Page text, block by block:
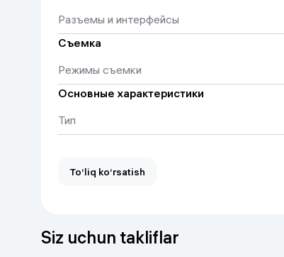
Комплектация
DJI Ronin RS 3 Mini
Разъемы и интерфейсы
Съемка
Режимы съемки
Основные характеристики
Тип
To‘liq ko‘rsatish
Siz uchun takliflar